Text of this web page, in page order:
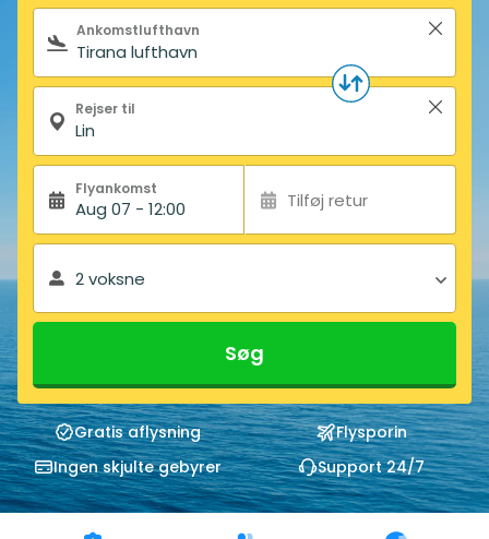
Ankomstlufthavn
Rejser til
Flyankomst
Aug 07 - 12:00 Tilføj retur
2 voksne
Søg
Gratis aflysning
Flysporin
Ingen skjulte gebyrer
Support 24/7